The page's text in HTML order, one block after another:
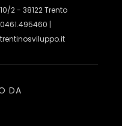
2 - 38122 Trento
|
DA